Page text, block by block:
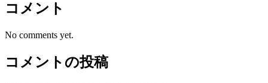
コメント
No comments yet.
コメントの投稿